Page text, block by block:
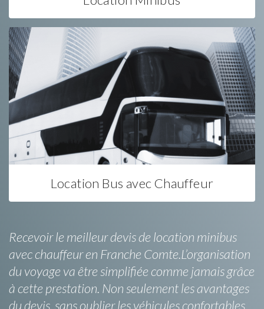
Location Bus avec Chauffeur
Recevoir le meilleur devis de location minibus
avec chauffeur en Franche Comte.L’organisation
du voyage va être simplifiée comme jamais grâce
à cette prestation. Non seulement les avantages
du devis, sans oublier les véhicules confortables